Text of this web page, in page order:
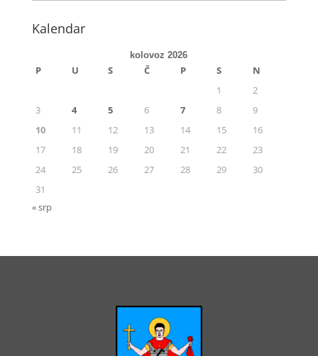
Kalendar
kolovoz 2026
P U S Č P S
N
1
2
3
4 5 6 7 8
9
10
11 12 13 14 15
16
17
18 19 20 21 22
23
24
25 26 27 28 29
30
31
« srp